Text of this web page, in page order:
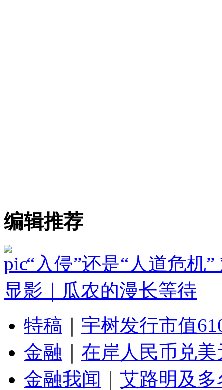
编辑推荐
“入侵”还是“人道危机
显影｜瓜农的漫长等待
特稿
宇树发行市值
金融
在岸人民币兑
金融我闻
艾路明及